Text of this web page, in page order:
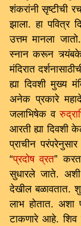
शंकरांनी सृष्टीची
झाला. हा पवित्र
उत्तम मानला
स्नान करून
मंदिरात
ह्या दिवशी मुख्य
अनेक प्रकारे
जलाभिषेक व
आरती ह्या दिवशी
प्राचीन
“प्रदोष व्रत”
सुधारले जाते.
देखील बळावतात.
लाभ होतात. अशा
टाकणारे आहे. शिव